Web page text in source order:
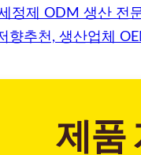
정제 ODM 생산 전
향추천, 생산업체
제품